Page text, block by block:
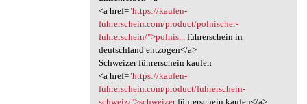
<a href="https://kaufen-
fuhrerschein.com/product/polnischer-
fuhrerschein/">polnis...
führerschein in
deutschland entzogen</a>
Schweizer führerschein kaufen
<a href="https://kaufen-
fuhrerschein.com/product/fuhrerschein-
schweiz/">schweizerführerschein kaufen</a>